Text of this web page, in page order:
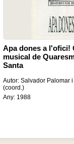
Apa dones a l'ofici!
musical de
Santa
Autor: Salvador Palomar
(coord.)
Any: 1988